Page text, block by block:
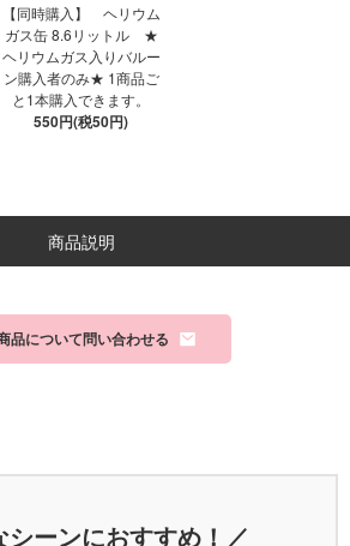
【同時購入】 ヘリウム
ガス缶 8.6リットル ★
ヘリウムガス入りバルー
ン購入者のみ★ 1商品ご
と1本購入できます。
550円(税50円)
商品説明
品について問い合わせる
シーンにおすすめ！／